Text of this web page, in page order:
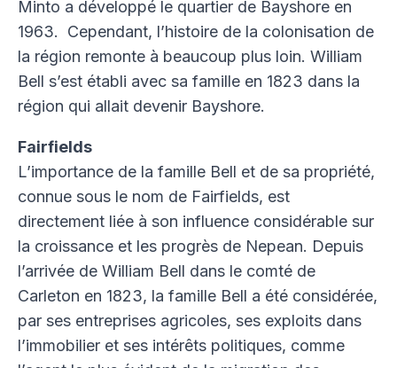
Financement
Développement professionnel
Bulletin
Ressources
Ottawagraphie
Outils d’apprentissage
Bibliothèque du Conseil
Rapport Annuel
Minto a développé le quartier de Bayshore en
1963. Cependant, l’histoire de la colonisation de
la région remonte à beaucoup plus loin. William
Bell s’est établi avec sa famille en 1823 dans la
région qui allait devenir Bayshore.
Fairfields
L’importance de la famille Bell et de sa propriété,
connue sous le nom de Fairfields, est
directement liée à son influence considérable sur
la croissance et les progrès de Nepean. Depuis
l’arrivée de William Bell dans le comté de
Carleton en 1823, la famille Bell a été considérée,
par ses entreprises agricoles, ses exploits dans
l’immobilier et ses intérêts politiques, comme